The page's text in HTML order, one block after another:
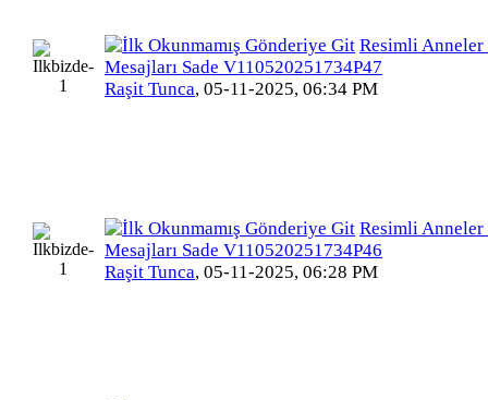
Resimli Anneler
Mesajları Sade V110520251734P47
Raşit Tunca, 05-11-2025, 06:34 PM
Resimli Anneler
Mesajları Sade V110520251734P46
Raşit Tunca, 05-11-2025, 06:28 PM